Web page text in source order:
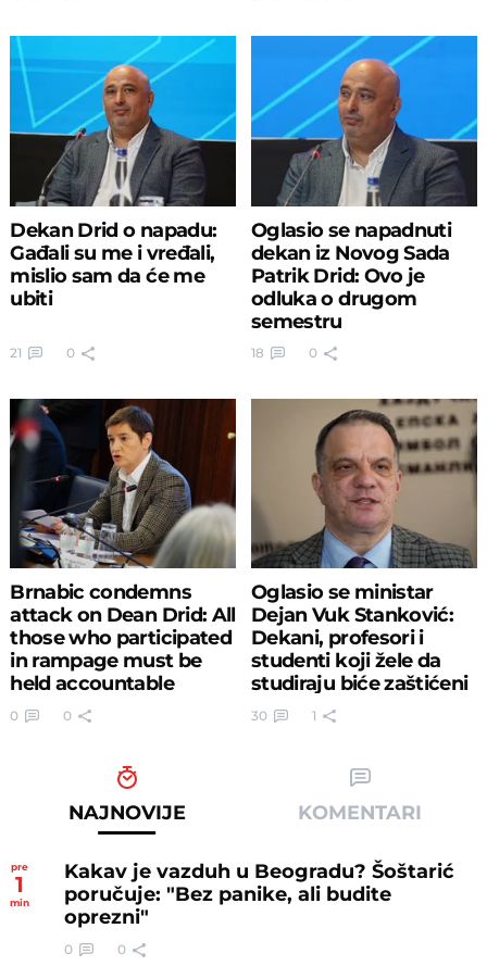
Dekan Drid o napadu:
Gađali su me i vređali,
mislio sam da će me
ubiti
21 0
Oglasio se napadnuti
dekan iz Novog Sada
Patrik Drid: Ovo je
odluka o drugom
semestru
18 0
Brnabic condemns
attack on Dean Drid: All
those who participated
in rampage must be
held accountable
0 0
Oglasio se ministar
Dejan Vuk Stanković:
Dekani, profesori i
studenti koji žele da
studiraju biće zaštićeni
30 1
NAJNOVIJE KOMENTARI
pre
1
min
Kakav je vazduh u Beogradu? Šoštarić
poručuje: "Bez panike, ali budite
oprezni"
0 0